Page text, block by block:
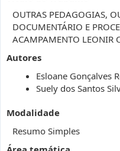
OUTRAS PEDAGOGIAS,
DOCUMENTÁRIO E
ACAMPAMENTO LEONIR
Autores
Esloane Gonçalves
Suely dos Santos
Modalidade
Resumo Simples